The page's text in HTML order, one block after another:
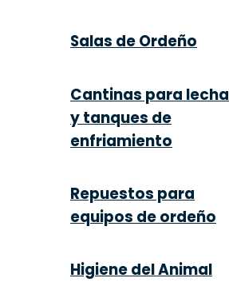
Salas de Ordeño
Cantinas para lecha
y tanques de
enfriamiento
Repuestos para
equipos de ordeño
Higiene del Animal